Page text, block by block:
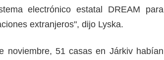
electrónico estatal DREAM para
extranjeros", dijo Lyska.
noviembre, 51 casas en Járkiv habían